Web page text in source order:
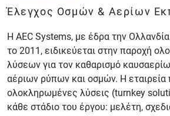
Έλεγχος Οσμών & Αερίων
Η AEC Systems, με έδρα την
το 2011, ειδικεύεται στην παροχή
λύσεων για τον καθαρισμό
αέριων ρύπων και οσμών. Η εταιρεία
ολοκληρωμένες λύσεις (turnkey
κάθε στάδιο του έργου: μελέτη,